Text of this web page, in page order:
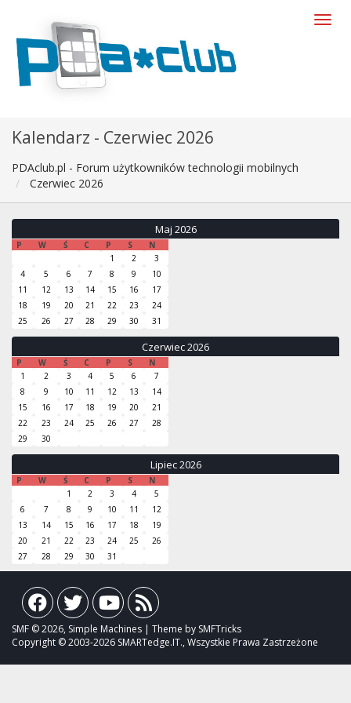
Kalendarz - Czerwiec 2026
PDAclub.pl - Forum użytkowników technologii mobilnych
Czerwiec 2026
Maj 2026
P W Ś C P S
N
1
2
3
4
5 6 7 8 9
10
11
12 13 14 15 16
17
18
19 20 21 22 23
24
25
26 27 28 29 30 31
Czerwiec 2026
P W Ś C P S
N
1
2 3 4 5 6
7
8
9 10 11 12 13
14
15
16 17 18 19 20
21
22
23 24 25 26 27
28
29
30
Lipiec 2026
P W Ś C P S
N
1
2 3 4
5
6
7 8 9 10 11
12
13
14 15 16 17 18
19
20
21 22 23 24 25
26
27
28 29 30 31
SMF © 2026, Simple Machines | Theme by SMFTricks
Copyright © 2003-2026 SMARTedge.IT., Wszystkie Prawa Zastrzeżone